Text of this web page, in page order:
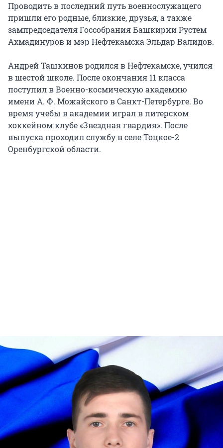
Проводить в последний путь военнослужащего
пришли его родные, близкие, друзья, а также
зампредседателя Госсобрания Башкирии Рустем
Ахмадинуров и мэр Нефтекамска Эльдар Валидов.
Андрей Ташкинов родился в Нефтекамске, учился
в шестой школе. После окончания 11 класса
поступил в Военно-космическую академию
имени А. Ф. Можайского в Санкт-Петербурге. Во
время учебы в академии играл в питерском
хоккейном клубе «Звездная гвардия». После
выпуска проходил службу в селе Тоцкое-2
Оренбургской области.